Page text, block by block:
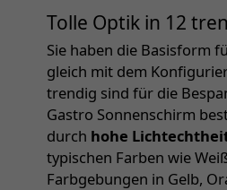
Tolle Optik in 12
Sie haben die Basisform
gleich mit dem
trendig sind für die
Gastro Sonnenschirm
durch hohe
typischen Farben wie
Farbgebungen in Gelb,